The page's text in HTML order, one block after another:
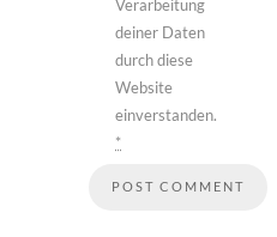
Verarbeitung
deiner Daten
durch diese
Website
einverstanden.
*